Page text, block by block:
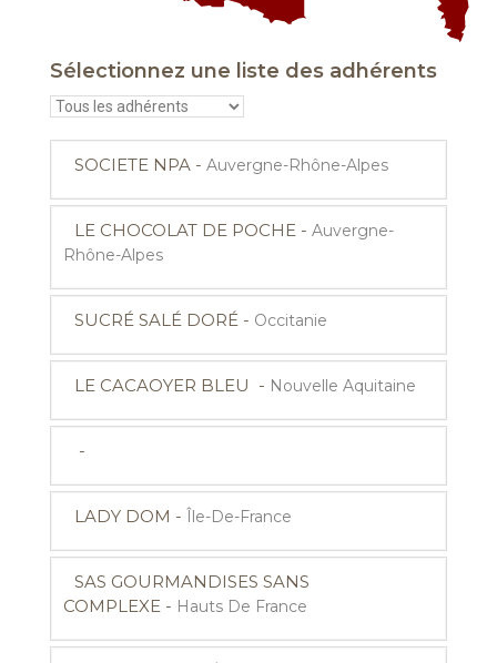
Sélectionnez une liste des adhérents
SOCIETE NPA - Auvergne-Rhône-Alpes
LE CHOCOLAT DE POCHE - Auvergne-
Rhône-Alpes
SUCRÉ SALÉ DORÉ - Occitanie
LE CACAOYER BLEU - Nouvelle Aquitaine
-
LADY DOM - Île-De-France
SAS GOURMANDISES SANS
COMPLEXE - Hauts De France